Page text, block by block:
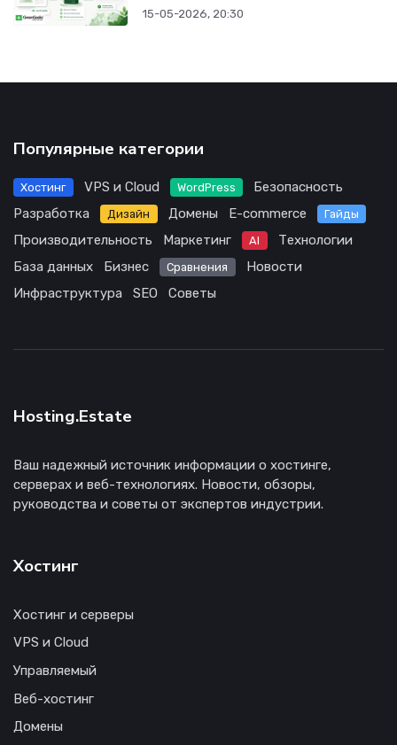
15-05-2026, 20:30
Популярные категории
Хостинг VPS и Cloud WordPress
Безопасность
Разработка
Дизайн Домены E-commerce Гайды
Производительность Маркетинг AI
Технологии
База данных
Бизнес Сравнения
Новости
Инфраструктура
SEO Советы
Hosting.Estate
Ваш надежный источник информации о хостинге,
серверах и веб-технологиях. Новости, обзоры,
руководства и советы от экспертов индустрии.
Хостинг
Хостинг и серверы
VPS и Cloud
Управляемый
Веб-хостинг
Домены